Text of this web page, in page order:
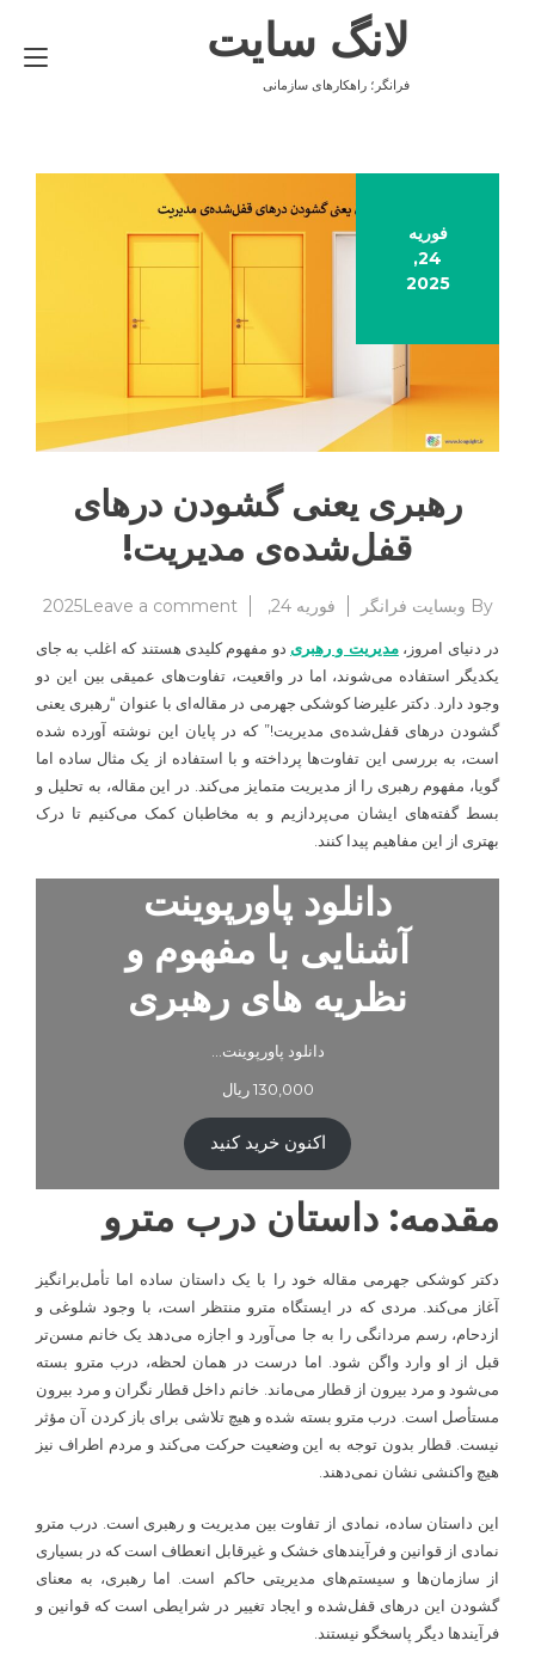
لانگ سایت
فرانگر؛ راهکارهای سازمانی
فوریه
24,
2025
رهبری یعنی گشودن درهای
قفل‌شده‌ی مدیریت!
By وبسایت فرانگر فوریه 24, 2025 Leave a comment
on
یعنی
درهای
در دنیای امروز،مدیریت و رهبریدو مفهوم کلیدی هستند که اغلب به جای
یکدیگر استفاده می‌شوند، اما در واقعیت، تفاوت‌های عمیقی بین این دو
وجود دارد. دکتر علیرضا کوشکی جهرمی در مقاله‌ای با عنوان “رهبری یعنی
گشودن درهای قفل‌شده‌ی مدیریت!” که در پایان این نوشته آورده شده
است، به بررسی این تفاوت‌ها پرداخته و با استفاده از یک مثال ساده اما
گویا، مفهوم رهبری را از مدیریت متمایز می‌کند. در این مقاله، به تحلیل و
بسط گفته‌های ایشان می‌پردازیم و به مخاطبان کمک می‌کنیم تا درک
بهتری از این مفاهیم پیدا کنند.
دانلود پاورپوینت
آشنایی با مفهوم و
نظریه های رهبری
دانلود پاورپوینت…
130,000 ریال
اکنون خرید کنید
مقدمه: داستان درب مترو
دکتر کوشکی جهرمی مقاله خود را با یک داستان ساده اما تأمل‌برانگیز
آغاز می‌کند. مردی که در ایستگاه مترو منتظر است، با وجود شلوغی و
ازدحام، رسم مردانگی را به جا می‌آورد و اجازه می‌دهد یک خانم مسن‌تر
قبل از او وارد واگن شود. اما درست در همان لحظه، درب مترو بسته
می‌شود و مرد بیرون از قطار می‌ماند. خانم داخل قطار نگران و مرد بیرون
مستأصل است. درب مترو بسته شده و هیچ تلاشی برای باز کردن آن مؤثر
نیست. قطار بدون توجه به این وضعیت حرکت می‌کند و مردم اطراف نیز
هیچ واکنشی نشان نمی‌دهند.
این داستان ساده، نمادی از تفاوت بین مدیریت و رهبری است. درب مترو
نمادی از قوانین و فرآیندهای خشک و غیرقابل انعطاف است که در بسیاری
از سازمان‌ها و سیستم‌های مدیریتی حاکم است. اما رهبری، به معنای
گشودن این درهای قفل‌شده و ایجاد تغییر در شرایطی است که قوانین و
فرآیندها دیگر پاسخگو نیستند.